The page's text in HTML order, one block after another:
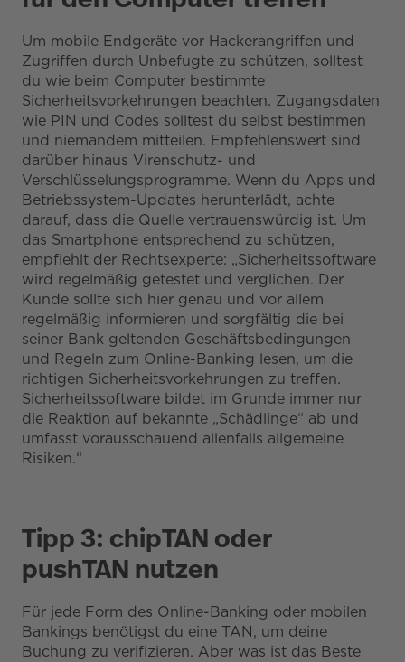
Um mobile Endgeräte vor Hackerangriffen und
Zugriffen durch Unbefugte zu schützen, solltest
du wie beim Computer bestimmte
Sicherheitsvorkehrungen beachten. Zugangsdaten
wie PIN und Codes solltest du selbst bestimmen
und niemandem mitteilen. Empfehlenswert sind
darüber hinaus Virenschutz- und
Verschlüsselungsprogramme. Wenn du Apps und
Betriebssystem-Updates herunterlädt, achte
darauf, dass die Quelle vertrauenswürdig ist. Um
das Smartphone entsprechend zu schützen,
empfiehlt der Rechtsexperte: „Sicherheitssoftware
wird regelmäßig getestet und verglichen. Der
Kunde sollte sich hier genau und vor allem
regelmäßig informieren und sorgfältig die bei
seiner Bank geltenden Geschäftsbedingungen
und Regeln zum Online-Banking lesen, um die
richtigen Sicherheitsvorkehrungen zu treffen.
Sicherheitssoftware bildet im Grunde immer nur
die Reaktion auf bekannte „Schädlinge“ ab und
umfasst vorausschauend allenfalls allgemeine
Risiken.“
Tipp 3: chipTAN oder
pushTAN nutzen
Für jede Form des Online-Banking oder mobilen
Bankings benötigst du eine TAN, um deine
Buchung zu verifizieren. Aber was ist das Beste